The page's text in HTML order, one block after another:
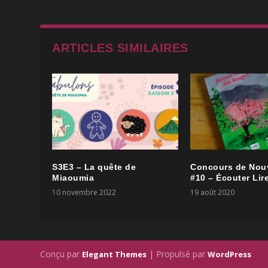
ARTICLES SIMILAIRES
S3E3 – La quête de
Miaoumia
10 novembre 2022
Concours de
#10 – Écouter
19 août 2020
Conçu par Elegant Themes | Propulsé parWordPress